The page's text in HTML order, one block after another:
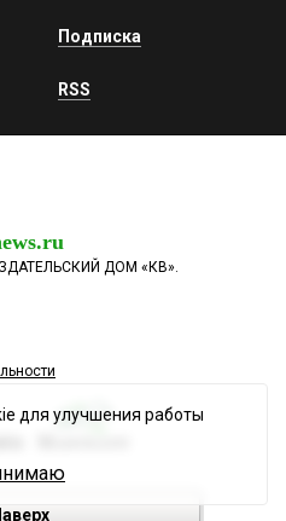
Подписка
RSS
ДОМ «КВ».
для улучшения работы